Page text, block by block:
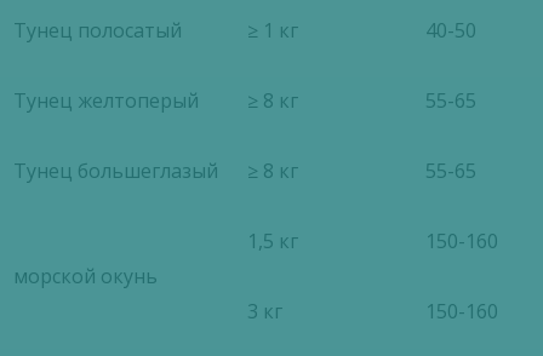
Тунец полосатый ≥ 1 кг 40-50
Тунец желтоперый ≥ 8 кг 55-65
Тунец большеглазый ≥ 8 кг 55-65
морской окунь
1,5 кг 150-160
3 кг 150-160